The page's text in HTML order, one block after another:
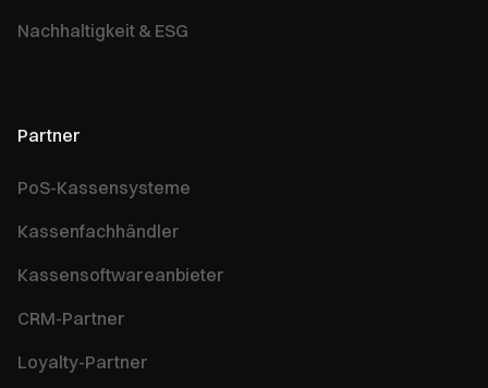
Nachhaltigkeit & ESG
Partner
PoS-Kassensysteme
Kassenfachhändler
Kassensoftwareanbieter
CRM-Partner
Loyalty-Partner